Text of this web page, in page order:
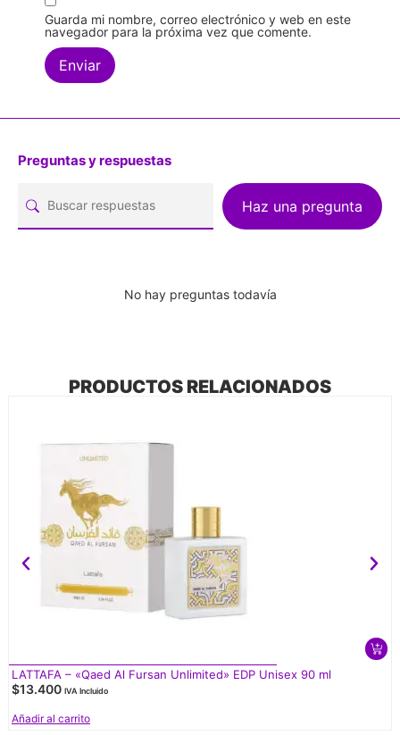
Guarda mi nombre, correo electrónico y web en este
navegador para la próxima vez que comente.
Preguntas y respuestas
Haz una pregunta
No hay preguntas todavía
PRODUCTOS RELACIONADOS
LATTAFA – «Qaed Al Fursan Unlimited» EDP Unisex 90 ml
$13.400 IVA Incluido
Añadir al carrito